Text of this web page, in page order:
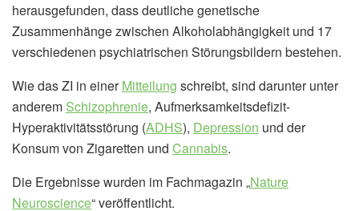
herausgefunden, dass deutliche genetische
Zusammenhänge zwischen Alkoholabhängigkeit und 17
verschiedenen psychiatrischen Störungsbildern bestehen.
Wie das ZI in einerMitteilung schreibt, sind darunter unter
anderem Schizophrenie, Aufmerksamkeitsdefizit-
Hyperaktivitätsstörung (ADHS), Depression und der
Konsum von Zigaretten und Cannabis.
Die Ergebnisse wurden im Fachmagazin „Nature
Neuroscience“ veröffentlicht.